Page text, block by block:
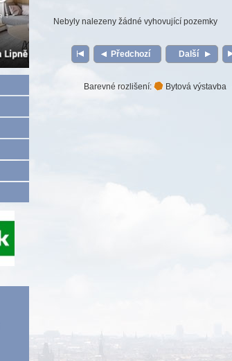
Nebyly nalezeny žádné vyhovující pozemky
Předchozí Další
Barevné rozlišení: Bytová výstavba